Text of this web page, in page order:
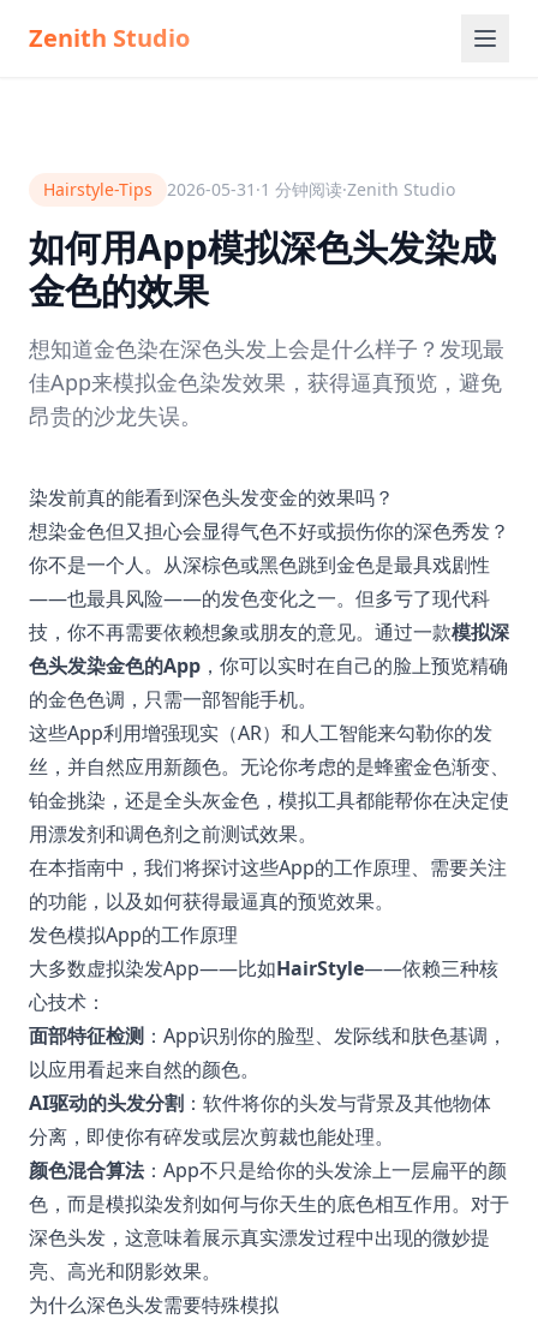
Zenith Studio
Hairstyle-Tips 2026-05-31 ·1 分钟阅读·Zenith Studio
如何用App模拟深色头发染成
金色的效果
想知道金色染在深色头发上会是什么样子？发现最
佳App来模拟金色染发效果，获得逼真预览，避免
昂贵的沙龙失误。
染发前真的能看到深色头发变金的效果吗？
想染金色但又担心会显得气色不好或损伤你的深色秀发？
你不是一个人。从深棕色或黑色跳到金色是最具戏剧性
——也最具风险——的发色变化之一。但多亏了现代科
技，你不再需要依赖想象或朋友的意见。通过一款模拟深
色头发染金色的App ，你可以实时在自己的脸上预览精确
的金色色调，只需一部智能手机。
这些App利用增强现实（AR）和人工智能来勾勒你的发
丝，并自然应用新颜色。无论你考虑的是蜂蜜金色渐变、
铂金挑染，还是全头灰金色，模拟工具都能帮你在决定使
用漂发剂和调色剂之前测试效果。
在本指南中，我们将探讨这些App的工作原理、需要关注
的功能，以及如何获得最逼真的预览效果。
发色模拟App的工作原理
大多数虚拟染发App——比如HairStyle——依赖三种核
心技术：
面部特征检测 ：App识别你的脸型、发际线和肤色基调，
以应用看起来自然的颜色。
AI驱动的头发分割 ：软件将你的头发与背景及其他物体
分离，即使你有碎发或层次剪裁也能处理。
颜色混合算法：App不只是给你的头发涂上一层扁平的颜
色，而是模拟染发剂如何与你天生的底色相互作用。对于
深色头发，这意味着展示真实漂发过程中出现的微妙提
亮、高光和阴影效果。
为什么深色头发需要特殊模拟